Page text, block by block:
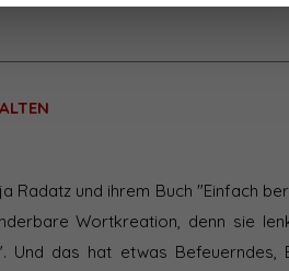
Radatz und ihrem Buch "Einfach
Wortkreation, denn sie
das hat etwas Befeuerndes,